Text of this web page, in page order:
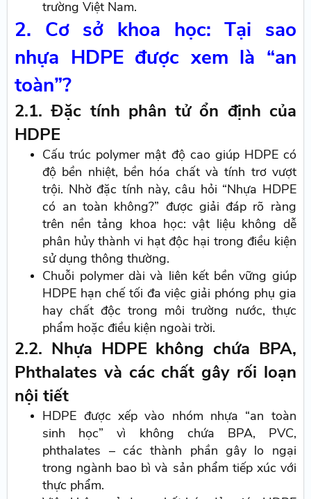
trường Việt Nam.
2. Cơ sở khoa học: Tại sao
nhựa HDPE được xem là “an
toàn”?
2.1. Đặc tính phân tử ổn định của
HDPE
Cấu trúc polymer mật độ cao giúp HDPE có
độ bền nhiệt, bền hóa chất và tính trơ vượt
trội. Nhờ đặc tính này, câu hỏi “Nhựa HDPE
có an toàn không?” được giải đáp rõ ràng
trên nền tảng khoa học: vật liệu không dễ
phân hủy thành vi hạt độc hại trong điều kiện
sử dụng thông thường.
Chuỗi polymer dài và liên kết bền vững giúp
HDPE hạn chế tối đa việc giải phóng phụ gia
hay chất độc trong môi trường nước, thực
phẩm hoặc điều kiện ngoài trời.
2.2. Nhựa HDPE không chứa BPA,
Phthalates và các chất gây rối loạn
nội tiết
HDPE được xếp vào nhóm nhựa “an toàn
sinh học” vì không chứa BPA, PVC,
phthalates – các thành phần gây lo ngại
trong ngành bao bì và sản phẩm tiếp xúc với
thực phẩm.